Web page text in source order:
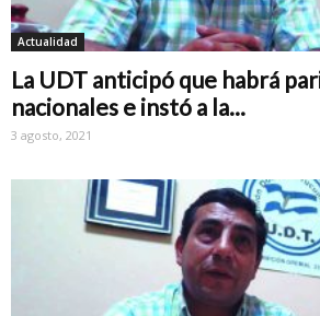
Actualidad
La UDT anticipó que habrá
nacionales e instó a la...
3 agosto, 2021